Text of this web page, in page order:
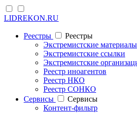
LIDREKON.RU
Реестры
Реестры
Экстремистские материалы
Экстремистские ссылки
Экстремистские
Реестр иноагентов
Реестр НКО
Реестр СОНКО
Cервисы
Cервисы
Контент-фильтр